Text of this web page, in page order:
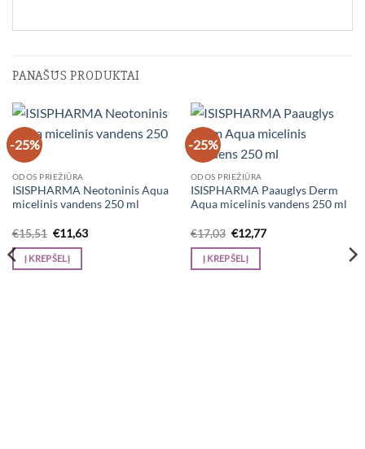
PANAŠŪS PRODUKTAI
-25%
ODOS PRIEŽIŪRA
ISISPHARMA Neotoninis Aqua
micelinis vandens 250 ml
€15,51 Original
price
was:
€15,51.
€11,63Current
Į KREPŠELĮ
-25%
ODOS PRIEŽIŪRA
ISISPHARMA Paauglys Derm
Aqua micelinis vandens 250 ml
€17,03 Original
price
was:
€17,03.
€12,77Current
Į KREPŠELĮ